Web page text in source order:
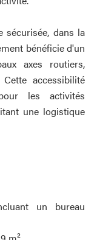
sécurisée, dans la
bénéficie d'un
axes routiers,
accessibilité
les activités
une logistique
un bureau